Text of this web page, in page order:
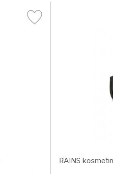
RAINS